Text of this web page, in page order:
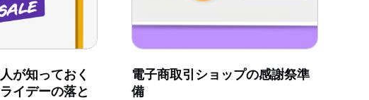
が知っておく
イデーの落と
電子商取引ショップの感謝祭準
備